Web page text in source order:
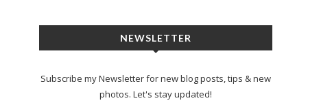
NEWSLETTER
Subscribe my Newsletter for new blog posts, tips & new
photos. Let's stay updated!